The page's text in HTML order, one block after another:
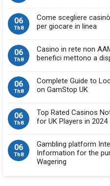
06
Th8
Come scegliere
per giocare in linea
06
Th8
Casino in rete non
benefici mettono a
06
Th8
Complete Guide to
on GamStop UK
06
Th8
Top Rated Casinos
for UK Players in 2024
06
Th8
Gambling platform
Information for the
Wagering